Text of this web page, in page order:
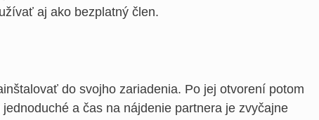
aj ako bezplatný člen.
do svojho zariadenia. Po jej otvorení potom
a čas na nájdenie partnera je zvyčajne